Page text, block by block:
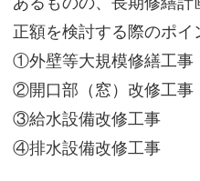
正額を検討する際のポイ
①外壁等大規模修繕工事
②開口部（窓）改修工事
③給水設備改修工事
④排水設備改修工事